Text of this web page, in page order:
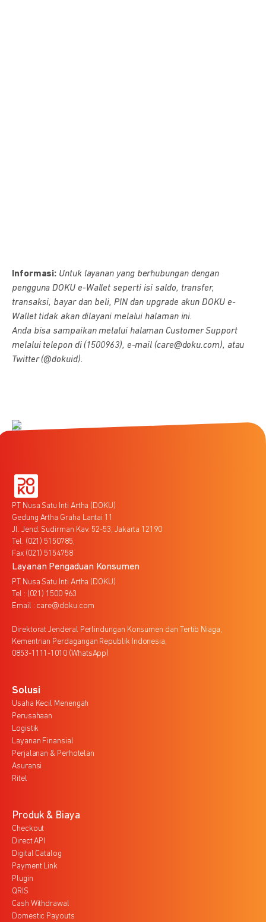
Informasi: Untuk layanan yang berhubungan dengan
pengguna DOKU e-Wallet seperti isi saldo, transfer,
transaksi, bayar dan beli, PIN dan upgrade akun DOKU e-
Wallet tidak akan dilayani melalui halaman ini.
Anda bisa sampaikan melalui halaman Customer Support
melalui telepon di (1500963), e-mail (care@doku.com), atau
Twitter (@dokuid).
PT Nusa Satu Inti Artha (DOKU)
Gedung Artha Graha Lantai 11
Jl. Jend. Sudirman Kav. 52-53, Jakarta 12190
Tel. (021) 5150785,
Fax (021) 5154758
Layanan Pengaduan Konsumen
PT Nusa Satu Inti Artha (DOKU)
Tel : (021) 1500 963
Email : care@doku.com
Direktorat Jenderal Perlindungan Konsumen dan Tertib Niaga,
Kementrian Perdagangan Republik Indonesia,
0853-1111-1010 (WhatsApp)
Solusi
Usaha Kecil Menengah
Perusahaan
Logistik
Layanan Finansial
Perjalanan & Perhotelan
Asuransi
Ritel
Produk & Biaya
Checkout
Direct API
Digital Catalog
Payment Link
Plugin
QRIS
Cash Withdrawal
Domestic Payouts